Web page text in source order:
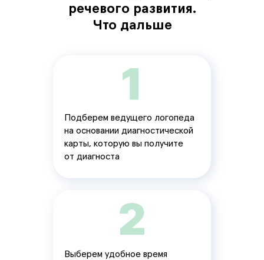
речевого развития.
Что дальше
Подберем ведущего логопеда
на основании диагностической
карты, которую вы получите
от диагноста
Выберем удобное время